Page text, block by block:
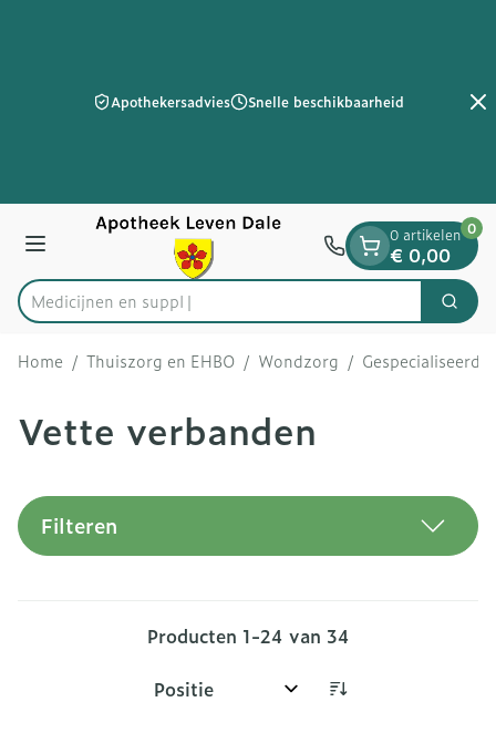
Apothekersadvies Snelle beschikbaarheid
Menu
Product, merk, categorie... Zoek
0 artikelen
€ 0,00
0
Home / Thuiszorg en EHBO / Wondzorg /
Vette verbanden
Filteren
Producten 1-24 van 34
Sorteer op: